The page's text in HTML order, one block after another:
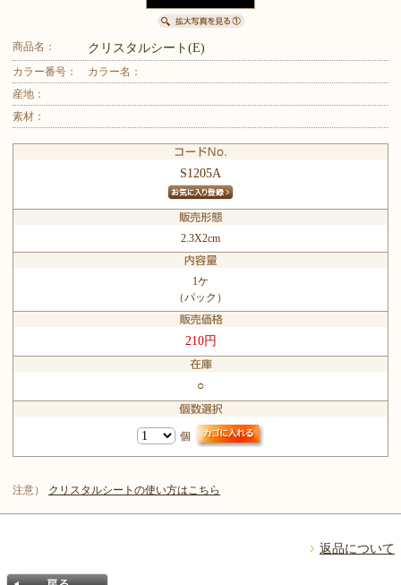
商品名： クリスタルシート(E)
カラー番号：
カラー名：
産地：
素材：
S1205A
2.3X2cm
1ケ
（パック）
210円
○
個
注意） クリスタルシートの使い方はこちら
返品について